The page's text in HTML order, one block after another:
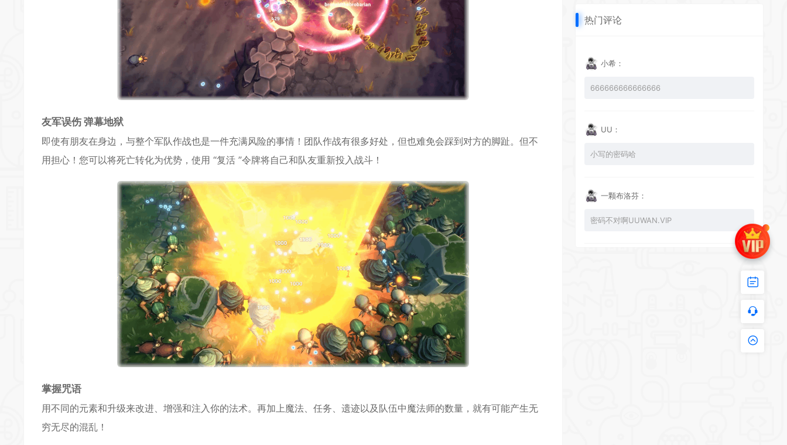
友军误伤 弹幕地狱
即使有朋友在身边，与整个军队作战也是一件充满风险的事情！团队作战有很多好处，但也难免会踩到对方的脚趾。但不
用担心！您可以将死亡转化为优势，使用 “复活 ”令牌将自己和队友重新投入战斗 ！
掌握咒语
用不同的元素和升级来改进、增强和注入你的法术。再加上魔法、任务、遗迹以及队伍中魔法师的数量，就有可能产生无
穷无尽的混乱！
热门评论
小希：
666666666666666
UU：
小写的密码哈
一颗布洛芬：
密码不对啊UUWAN.VIP